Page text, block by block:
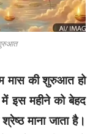
शुरुआत
मास की शुरुआत हो
इस महीने को बेहद
माना जाता है।